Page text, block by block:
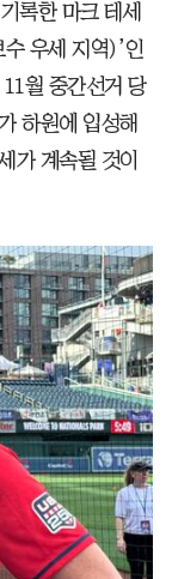
록한 마크 테세
우세 지역)’인
월 중간선거 당
하원에 입성해
가 계속될 것이